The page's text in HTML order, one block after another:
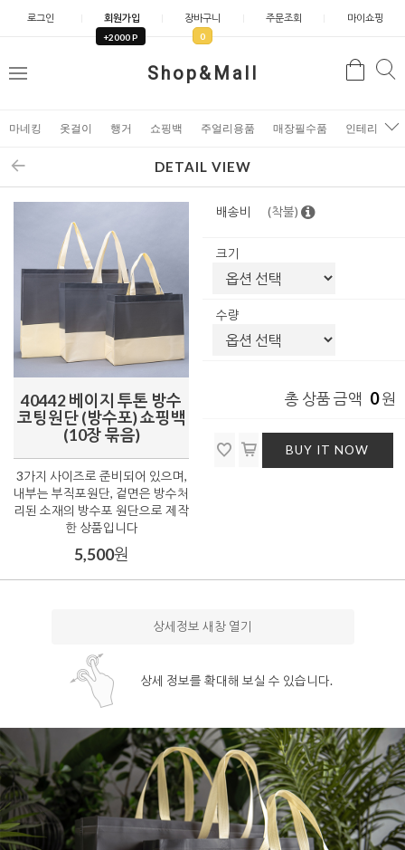
로그인 회원가입
+2000 P
장바구니
0
주문조회 마이쇼핑
Shop&Mall
메
검
마네킹 옷걸이 행거 쇼핑백 주얼리용품 매장필수품 인테리어소
DETAIL VIEW
40442 베이지 투톤 방수
코팅원단 (방수포) 쇼핑백
(10장 묶음)
3가지 사이즈로 준비되어 있으며,
내부는 부직포원단, 겉면은 방수처
리된 소재의 방수포 원단으로 제작
한 상품입니다
5,500원
배송비 (착불)
크기
수량
총 상품 금액 0원
BUY IT NOW
상세정보 새창 열기
상세 정보를 확대해 보실 수 있습니다.